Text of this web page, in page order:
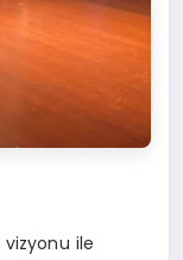
vizyonu ile